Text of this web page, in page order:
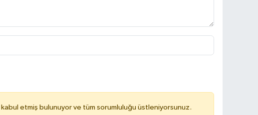
kabul etmiş bulunuyor ve tüm sorumluluğu üstleniyorsunuz.